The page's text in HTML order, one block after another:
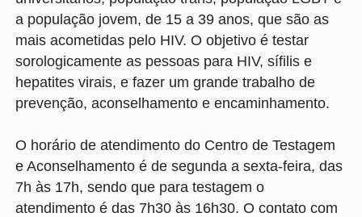
a população jovem, de 15 a 39 anos, que são as
mais acometidas pelo HIV. O objetivo é testar
sorologicamente as pessoas para HIV, sífilis e
hepatites virais, e fazer um grande trabalho de
prevenção, aconselhamento e encaminhamento.
O horário de atendimento do Centro de Testagem
e Aconselhamento é de segunda a sexta-feira, das
7h às 17h, sendo que para testagem o
atendimento é das 7h30 às 16h30. O contato com